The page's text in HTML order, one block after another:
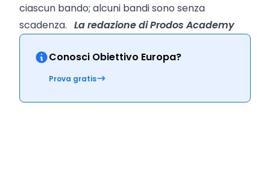
ciascun bando; alcuni bandi sono senza
scadenza. La redazione di Prodos Academy
Conosci Obiettivo Europa?
Prova gratis